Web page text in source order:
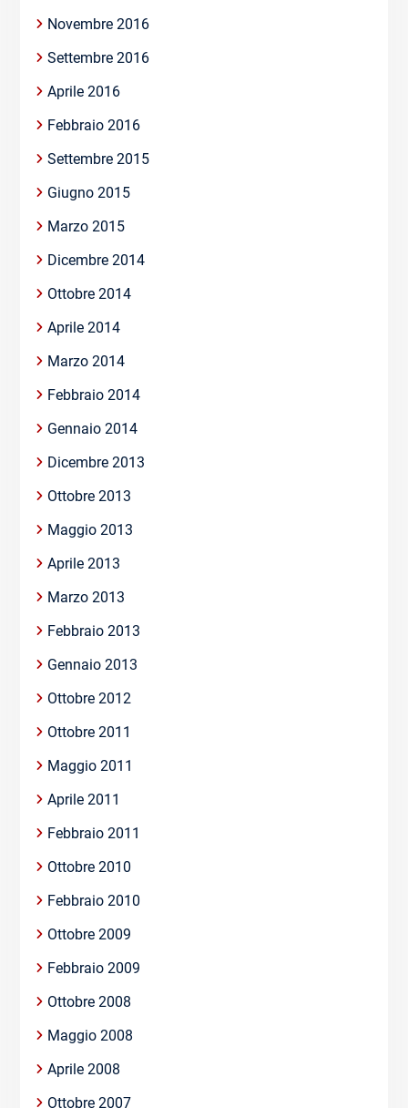
Novembre 2016
Settembre 2016
Aprile 2016
Febbraio 2016
Settembre 2015
Giugno 2015
Marzo 2015
Dicembre 2014
Ottobre 2014
Aprile 2014
Marzo 2014
Febbraio 2014
Gennaio 2014
Dicembre 2013
Ottobre 2013
Maggio 2013
Aprile 2013
Marzo 2013
Febbraio 2013
Gennaio 2013
Ottobre 2012
Ottobre 2011
Maggio 2011
Aprile 2011
Febbraio 2011
Ottobre 2010
Febbraio 2010
Ottobre 2009
Febbraio 2009
Ottobre 2008
Maggio 2008
Aprile 2008
Ottobre 2007